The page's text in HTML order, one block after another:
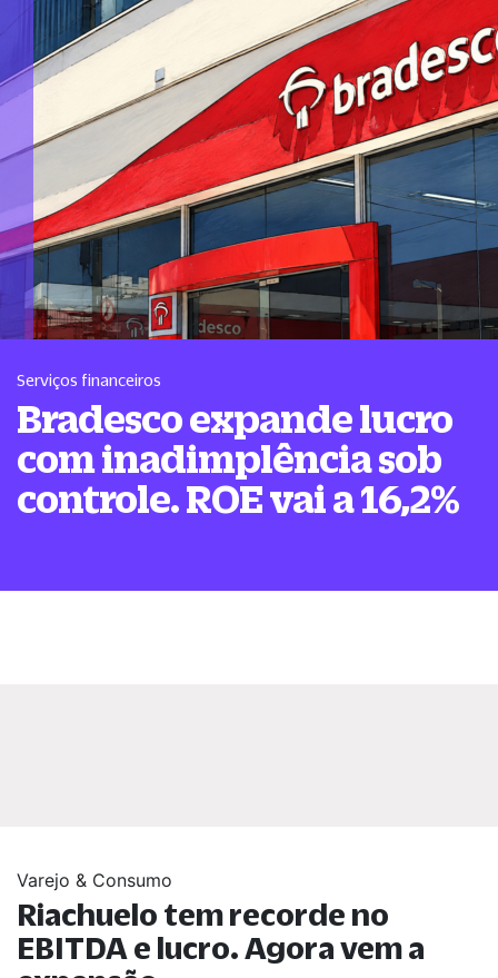
Serviços financeiros
Bradesco expande lucro
com inadimplência sob
controle. ROE vai a 16,2%
Varejo & Consumo
Riachuelo tem recorde no
EBITDA e lucro. Agora vem a